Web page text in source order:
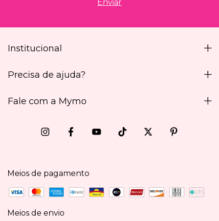
Institucional
Precisa de ajuda?
Fale com a Mymo
Meios de pagamento
Meios de envio